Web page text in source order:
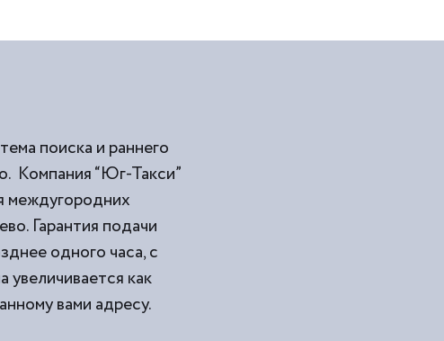
поиска и раннего
Компания “Юг-Такси”
междугородних
Гарантия подачи
одного часа, с
увеличивается как
вами адресу.